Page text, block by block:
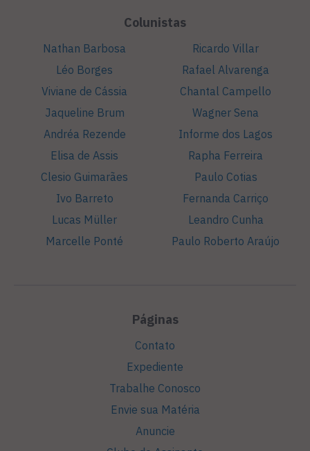
Colunistas
Nathan Barbosa
Léo Borges
Viviane de Cássia
Jaqueline Brum
Andréa Rezende
Elisa de Assis
Clesio Guimarães
Ivo Barreto
Lucas Müller
Marcelle Ponté
Ricardo Villar
Rafael Alvarenga
Chantal Campello
Wagner Sena
Informe dos Lagos
Rapha Ferreira
Paulo Cotias
Fernanda Carriço
Leandro Cunha
Paulo Roberto Araújo
Páginas
Contato
Expediente
Trabalhe Conosco
Envie sua Matéria
Anuncie